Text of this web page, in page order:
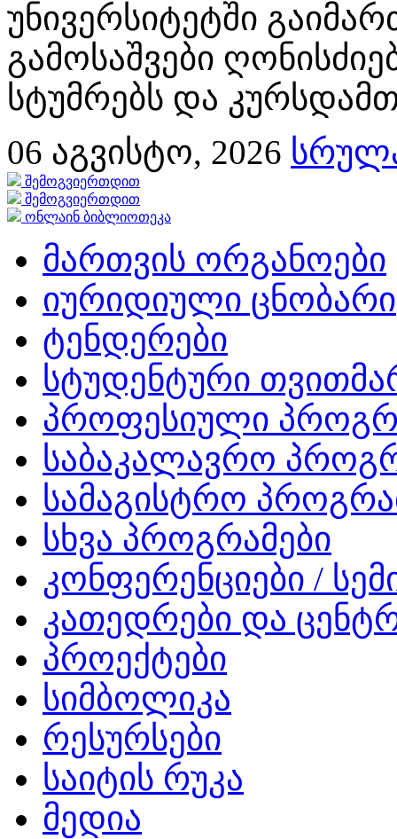
უნივერსიტეტში
გამოსაშვები
სტუმრებს და
06 აგვისტო, 2026
შემოგვიერთდით
შემოგვიერთდით
ონლაინ ბიბლიოთეკა
მართვის ორგანოები
იურიდიული ცნობარი
ტენდერები
სტუდენტური
პროფესიული
საბაკალავრო
სამაგისტრო
სხვა პროგრამები
კონფერენციები /
კათედრები და
პროექტები
სიმბოლიკა
რესურსები
საიტის რუკა
მედია